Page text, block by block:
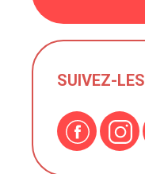
SUIVEZ-LES